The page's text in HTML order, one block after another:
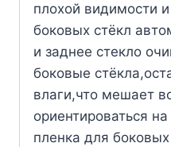
плохой видимости
боковых стёкл
и заднее стекло
боковые
влаги,что мешает
ориентироваться
пленка для